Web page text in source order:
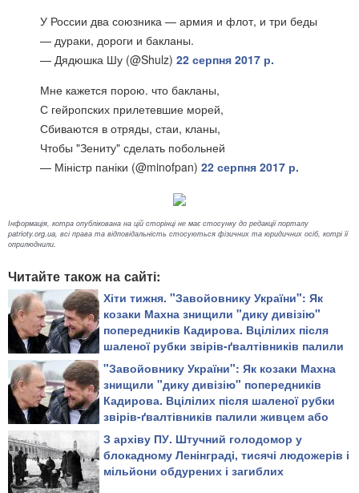
У России два союзника — армия и флот, и три беды
— дураки, дороги и бакланы.
— Дядюшка Шу (@Shulz) 22 серпня 2017 р.
Мне кажется порою. что бакланы,
С гейропских прилетевшие морей,
Сбиваются в отряды, стаи, кланы,
Чтобы "Зениту" сделать побольней
— Міністр паніки (@minofpan) 22 серпня 2017 р.
Інформація, котра опублікована на цій сторінці не має стосунку до редакції порталу
patrioty.org.ua, всі права та відповідальність стосуються фізичних та юридичних осіб, котрі її
оприлюднили.
Читайте також на сайті:
Хіти тижня. "Завойовнику України": Як
козаки Махна знищили "дику дивізію"
попередників Кадирова. Вцілілих після
шаленої рубки звірів-ґвалтівників палили
живцем або повільно рубали на дрібні
шматки
"Завойовнику України": Як козаки Махна
знищили "дику дивізію" попередників
Кадирова. Вцілілих після шаленої рубки
звірів-ґвалтівників палили живцем або
повільно рубали на дрібні шматки
З архіву ПУ. Штучний голодомор у
блокадному Ленінграді, тисячі людожерів і
мільйони обдурених і загиблих